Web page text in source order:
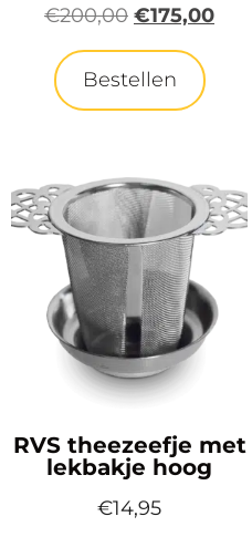
€200,00 €175,00
Bestellen
RVS theezeefje met
lekbakje hoog
€14,95